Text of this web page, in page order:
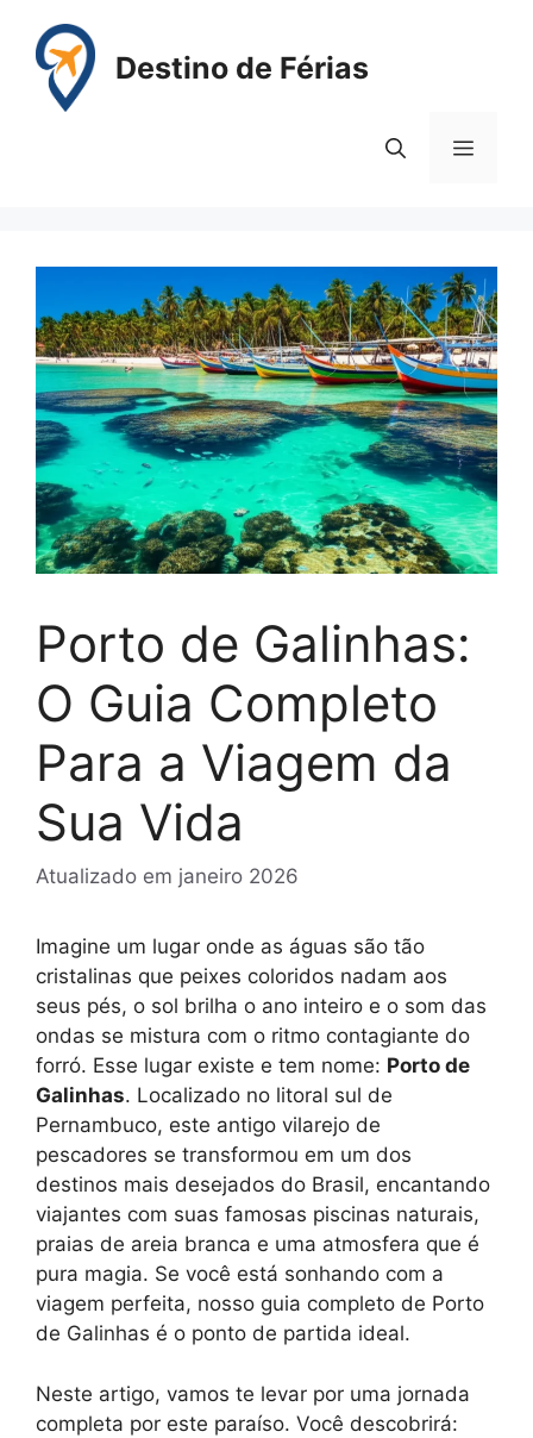
para
conteúdo
Destino de Férias
Menu
Porto de Galinhas:
O Guia Completo
Para a Viagem da
Sua Vida
Atualizado em janeiro 2026
Imagine um lugar onde as águas são tão
cristalinas que peixes coloridos nadam aos
seus pés, o sol brilha o ano inteiro e o som das
ondas se mistura com o ritmo contagiante do
forró. Esse lugar existe e tem nome: Porto de
Galinhas. Localizado no litoral sul de
Pernambuco, este antigo vilarejo de
pescadores se transformou em um dos
destinos mais desejados do Brasil, encantando
viajantes com suas famosas piscinas naturais,
praias de areia branca e uma atmosfera que é
pura magia. Se você está sonhando com a
viagem perfeita, nosso guia completo de Porto
de Galinhas é o ponto de partida ideal.
Neste artigo, vamos te levar por uma jornada
completa por este paraíso. Você descobrirá: